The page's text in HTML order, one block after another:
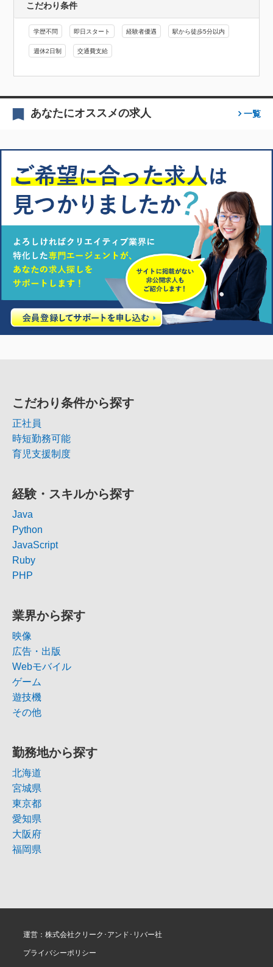
こだわり条件
学歴不問 即日スタート 経験者優遇 駅から徒歩5分以内
週休2日制 交通費支給
あなたにオススメの求人 一覧
こだわり条件から探す
正社員
時短勤務可能
育児支援制度
経験・スキルから探す
Java
Python
JavaScript
Ruby
PHP
業界から探す
映像
広告・出版
Webモバイル
ゲーム
遊技機
その他
勤務地から探す
北海道
宮城県
東京都
愛知県
大阪府
福岡県
運営：株式会社クリーク･アンド･リバー社
プライバシーポリシー